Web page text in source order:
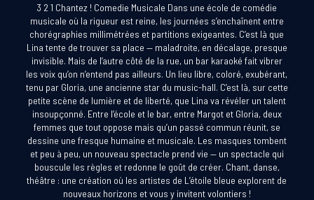
3 2 1 Chantez ! Comedie Musicale Dans une école de comédie
musicale où la rigueur est reine, les journées s’enchaînent entre
chorégraphies millimétrées et partitions exigeantes. C’est là que
Lina tente de trouver sa place — maladroite, en décalage, presque
invisible. Mais de l’autre côté de la rue, un bar karaoké fait vibrer
les voix qu’on n’entend pas ailleurs. Un lieu libre, coloré, exubérant,
tenu par Gloria, une ancienne star du music-hall. C’est là, sur cette
petite scène de lumière et de liberté, que Lina va révéler un talent
insoupçonné. Entre l’école et le bar, entre Margot et Gloria, deux
femmes que tout oppose mais qu’un passé commun réunit, se
dessine une fresque humaine et musicale. Les masques tombent
et peu à peu, un nouveau spectacle prend vie — un spectacle qui
bouscule les règles et redonne le goût de créer. Chant, danse,
théâtre : une création où les artistes de L’étoile bleue explorent de
nouveaux horizons et vous y invitent volontiers !